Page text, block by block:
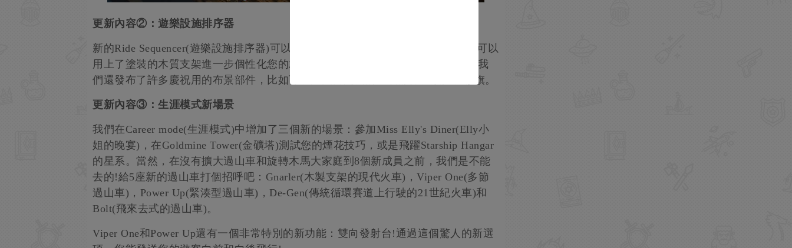
更新內容②：遊樂設施排序器
新的Ride Sequencer(遊樂設施排序器)可以讓您掌控所有您最喜歡的遊樂設施，您可以
用上了塗裝的木質支架進一步個性化您的木製過山車!為了這個終極的夏季天賦，我
們還發布了許多慶祝用的布景部件，比如可以完美自定義的充氣部件、旗幟和彩旗。
更新內容③：生涯模式新場景
我們在Career mode(生涯模式)中增加了三個新的場景：參加Miss Elly's Diner(Elly小
姐的晚宴)，在Goldmine Tower(金礦塔)測試您的煙花技巧，或是飛躍Starship Hangar
的星系。當然，在沒有擴大過山車和旋轉木馬大家庭到8個新成員之前，我們是不能
去的!給5座新的過山車打個招呼吧：Gnarler(木製支架的現代火車)，Viper One(多節
過山車)，Power Up(緊湊型過山車)，De-Gen(傳統循環賽道上行駛的21世紀火車)和
Bolt(飛來去式的過山車)。
Viper One和Power Up還有一個非常特別的新功能：雙向發射台!通過這個驚人的新選